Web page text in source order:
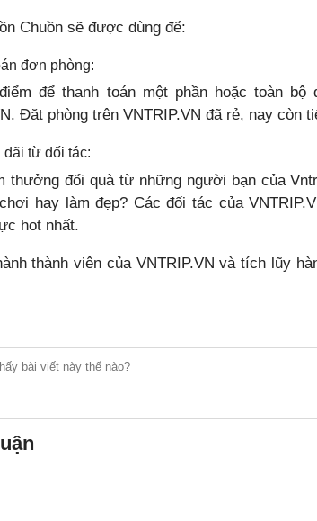
Chuồn sẽ được dùng để:
đơn phòng:
để thanh toán một phần hoặc toàn
Đặt phòng trên VNTRIP.VN đã rẻ, nay còn
đãi từ đối tác:
thưởng đổi quà từ những người bạn của
hay làm đẹp? Các đối tác của
hot nhất.
thành viên của VNTRIP.VN và tích lũy